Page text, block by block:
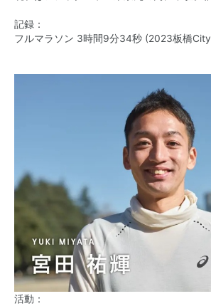
記録：
フルマラソン 3時間9分34秒 (2023板橋
活動：